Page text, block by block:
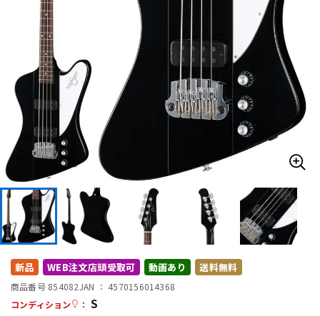
電子ピアノ
管楽器 その他楽器
アンプ エフェクター
DJ機器 DTM
配信/ライブ機器
新品 WEB注文店頭受取可 動画あり 送料無料
商品番号 854082JAN ： 4570156014368
コンディション
： S